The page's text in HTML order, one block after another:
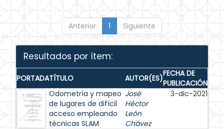
Anterior 1 Siguiente
Resultados por ítem:
PORTADATÍTULO AUTOR(ES)FECHA DE
PUBLICACIÓN
Odometría y mapeo
de lugares de difícil
acceso empleando
técnicas SLAM
José
Héctor
León
Chávez
3-dic-2021